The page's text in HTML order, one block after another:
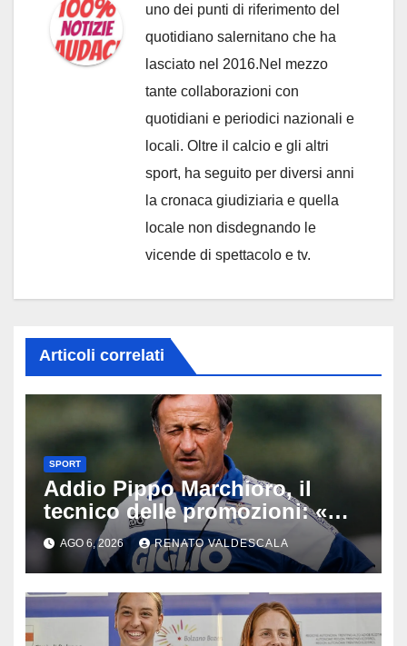
uno dei punti di riferimento del
quotidiano salernitano che ha
lasciato nel 2016.Nel mezzo
tante collaborazioni con
quotidiani e periodici nazionali e
locali. Oltre il calcio e gli altri
sport, ha seguito per diversi anni
la cronaca giudiziaria e quella
locale non disdegnando le
vicende di spettacolo e tv.
Articoli correlati
SPORT
Addio Pippo Marchioro, il
tecnico delle promozioni: «Ha
scritto pagine indimenticabili
del nostro calcio»
AGO 6, 2026 RENATO VALDESCALA